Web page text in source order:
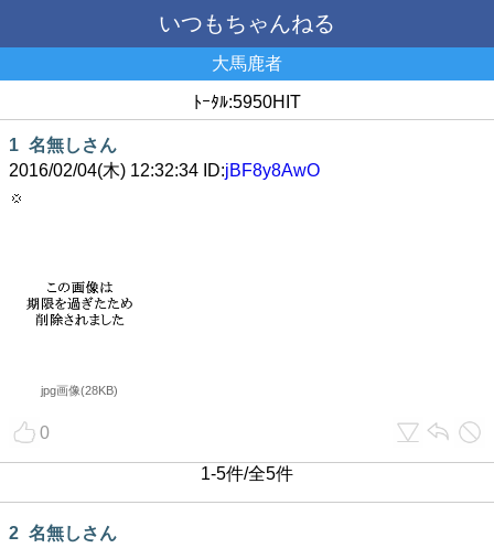
いつもちゃんねる
大馬鹿者
ﾄｰﾀﾙ:5950HIT
1 名無しさん
2016/02/04(木) 12:32:34 ID:jBF8y8AwO
jpg画像(28KB)
0
1-5件/全5件
2 名無しさん